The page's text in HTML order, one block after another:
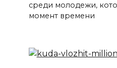
среди молодежи,
момент времени